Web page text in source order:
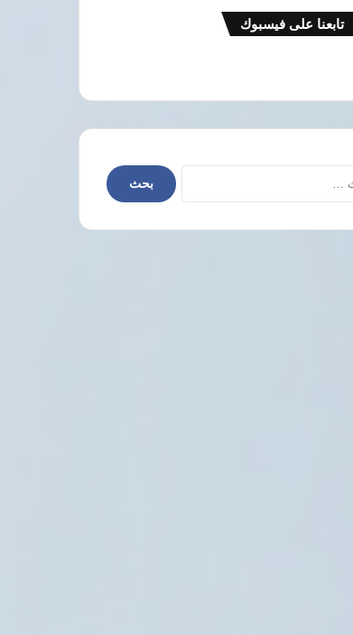
تابعنا على فيسبوك
البحث
عن: